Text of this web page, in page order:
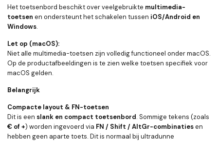
Het toetsenbord beschikt over veelgebruikte multimedia-
toetsen en ondersteunt het schakelen tussen iOS/Android en
Windows.
Let op (macOS):
Niet alle multimedia-toetsen zijn volledig functioneel onder macOS.
Op de productafbeeldingen is te zien welke toetsen specifiek voor
macOS gelden.
Belangrijk
Compacte layout & FN-toetsen
Dit is een slank en compact toetsenbord. Sommige tekens (zoals
€ of +) worden ingevoerd via FN / Shift / AltGr-combinatiesen
hebben geen aparte toets. Dit is normaal bij ultradunne